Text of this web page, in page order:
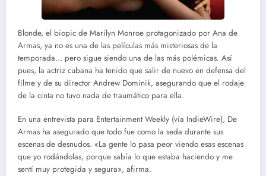
Blonde, el biopic de Marilyn Monroe protagonizado por Ana de
Armas, ya no es una de las películas más misteriosas de la
temporada… pero sigue siendo una de las más polémicas. Así
pues, la actriz cubana ha tenido que salir de nuevo en defensa del
filme y de su director Andrew Dominik, asegurando que el rodaje
de la cinta no tuvo nada de traumático para ella.
En una entrevista para Entertainment Weekly (vía IndieWire), De
Armas ha asegurado que todo fue como la seda durante sus
escenas de desnudos. «La gente lo pasa peor viendo esas escenas
que yo rodándolas, porque sabía lo que estaba haciendo y me
sentí muy protegida y segura», afirma.